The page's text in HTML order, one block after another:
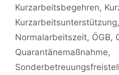
Kurzarbeitsbegehren,
Kurzarbeitsunterstützung,
Normalarbeitszeit, ÖGB,
Quarantänemaßnahme,